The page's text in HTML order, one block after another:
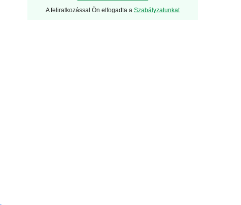
A feliratkozással Ön elfogadta a Szabályzatunkat